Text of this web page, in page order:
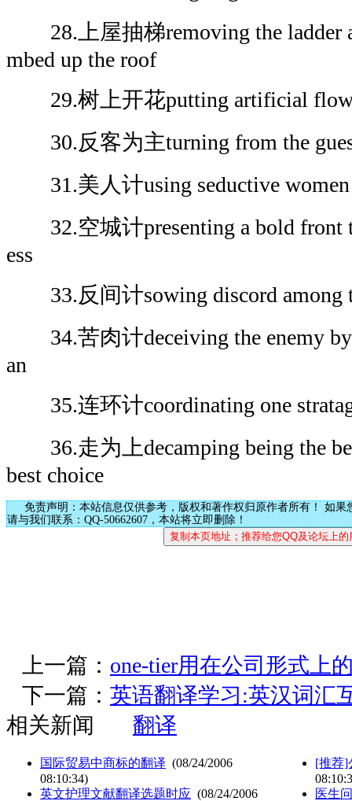
28.上屋抽梯removing the ladder
mbed up the roof
29.树上开花putting artificial
30.反客为主turning from the
31.美人计using seductive women
32.空城计presenting a bold front
ess
33.反间计sowing discord among
34.苦肉计deceiving the enemy by
an
35.连环计coordinating one
36.走为上decamping being the
best choice
免责声明：本站信息仅供参考，版权和著作权归原作者所有！ 如果
请与我们联系：QQ-50662607，本站将立即删除！
上一篇： one-tier用在公司形式上
下一篇： 英语翻译学习:英汉词汇
相关新闻
翻译
国际贸易中商标的翻译 (08/24/2006
08:10:34)
英文护理文献翻译选题时应 (08/24/2006
[推荐]
医生